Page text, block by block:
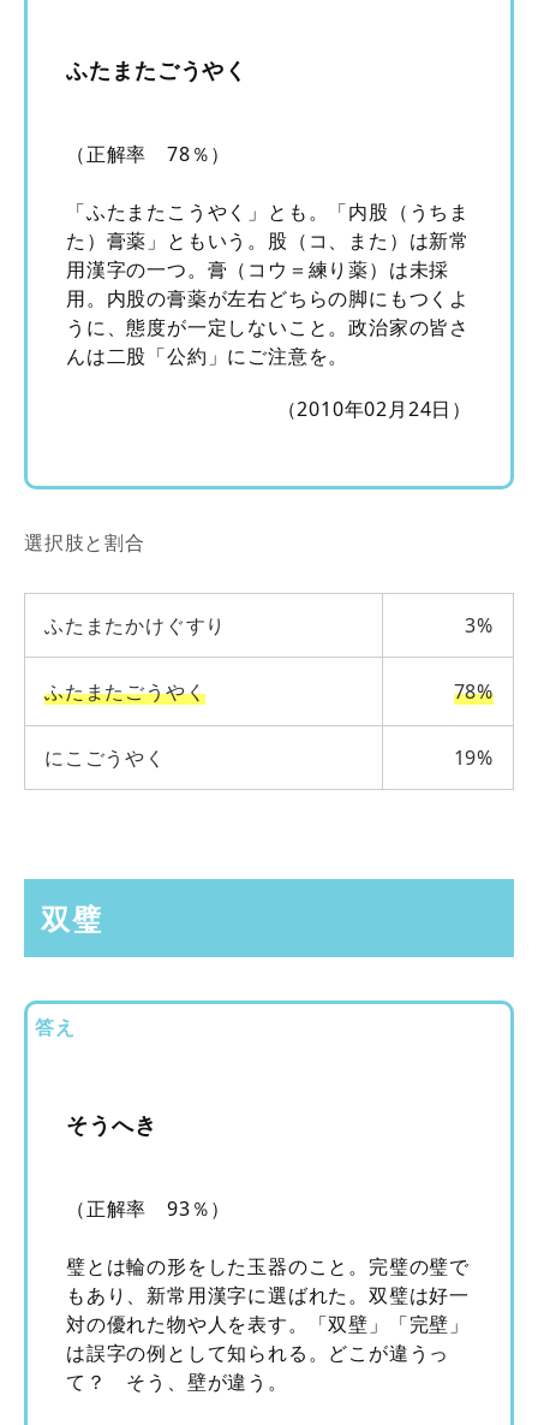
ふたまたごうやく
（正解率 78％）
「ふたまたこうやく」とも。「内股（うちま
た）膏薬」ともいう。股（コ、また）は新常
用漢字の一つ。膏（コウ＝練り薬）は未採
用。内股の膏薬が左右どちらの脚にもつくよ
うに、態度が一定しないこと。政治家の皆さ
んは二股「公約」にご注意を。
（2010年02月24日）
選択肢と割合
ふたまたかけぐすり 3%
ふたまたごうやく 78%
にこごうやく 19%
双璧
答え
そうへき
（正解率 93％）
璧とは輪の形をした玉器のこと。完璧の璧で
もあり、新常用漢字に選ばれた。双璧は好一
対の優れた物や人を表す。「双壁」「完壁」
は誤字の例として知られる。どこが違うっ
て？ そう、壁が違う。